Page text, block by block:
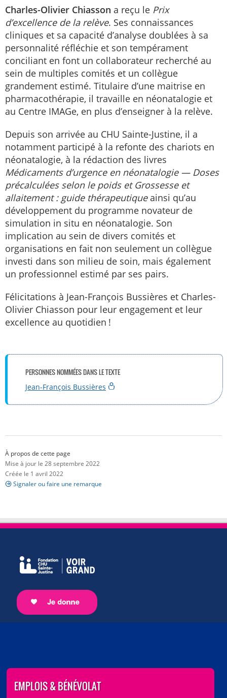
Charles-Olivier Chiasson a reçu le Prix
d’excellence de la relève. Ses connaissances
cliniques et sa capacité d’analyse doublées à sa
personnalité réfléchie et son tempérament
conciliant en font un collaborateur recherché au
sein de multiples comités et un collègue
grandement estimé. Titulaire d’une maitrise en
pharmacothérapie, il travaille en néonatalogie et
au Centre IMAGe, en plus d’enseigner à la relève.
Depuis son arrivée au CHU Sainte-Justine, il a
notamment participé à la refonte des chariots en
néonatalogie, à la rédaction des livres
Médicaments d’urgence en néonatalogie — Doses
précalculées selon le poids et Grossesse et
allaitement : guide thérapeutique ainsi qu’au
développement du programme novateur de
simulation in situ en néonatalogie. Son
implication au sein de divers comités et
organisations en fait non seulement un collègue
investi dans son milieu de soin, mais également
un professionnel estimé par ses pairs.
Félicitations à Jean-François Bussières et Charles-
Olivier Chiasson pour leur engagement et leur
excellence au quotidien !
PERSONNES NOMMÉES DANS LE TEXTE
Jean-François Bussières
À propos de cette page
Mise à jour le 28 septembre 2022
Créée le 1 avril 2022
Signaler ou faire une remarque
EMPLOIS & BÉNÉVOLAT